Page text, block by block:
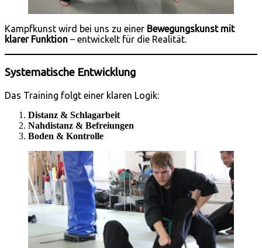
Kampfkunst wird bei uns zu einer Bewegungskunst mit
klarer Funktion – entwickelt für die Realität.
Systematische Entwicklung
Das Training folgt einer klaren Logik:
Distanz & Schlagarbeit
Nahdistanz & Befreiungen
Boden & Kontrolle